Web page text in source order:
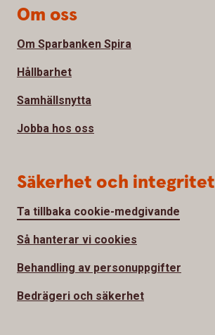
Om oss
Om Sparbanken Spira
Hållbarhet
Samhällsnytta
Jobba hos oss
Säkerhet och integritet
Ta tillbaka cookie-medgivande
Så hanterar vi cookies
Behandling av personuppgifter
Bedrägeri och säkerhet